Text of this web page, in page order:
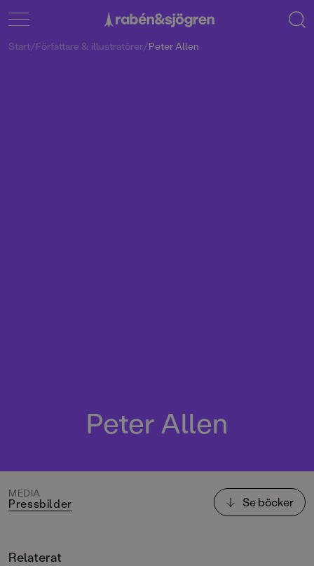
Start/Författare & illustratörer/Peter Allen
Peter Allen
MEDIA
Pressbilder Se böcker
Relaterat